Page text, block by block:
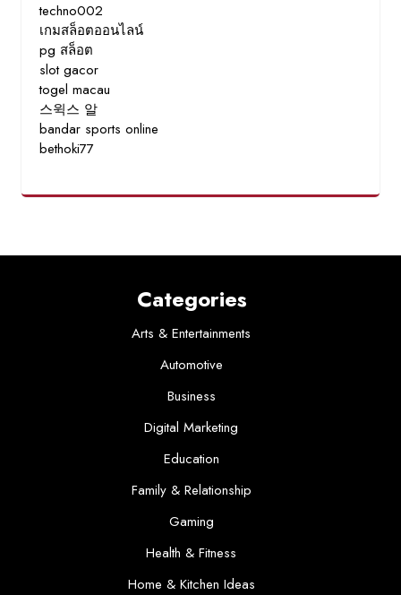
techno002
เกมสล็อตออนไลน์
pg สล็อต
slot gacor
togel macau
스윅스 알
bandar sports online
bethoki77
Categories
Arts & Entertainments
Automotive
Business
Digital Marketing
Education
Family & Relationship
Gaming
Health & Fitness
Home & Kitchen Ideas